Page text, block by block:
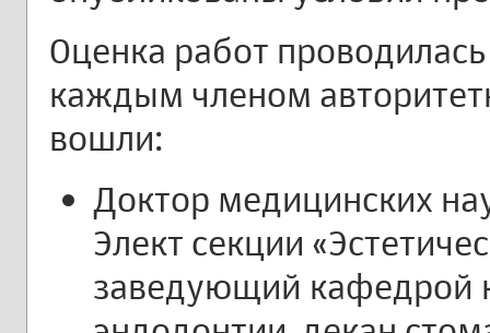
Оценка работ
каждым членом
вошли:
Доктор медицинских
Элект секции
заведующий кафедрой